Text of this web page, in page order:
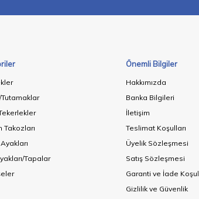
Takozları
Tapalar
Önemli Bilgiler
Hakkımızda
Banka Bilgileri
İletişim
Teslimat Koşulları
Üyelik Sözleşmesi
Satış Sözleşmesi
Garanti ve İade
Gizlilik ve Güvenlik